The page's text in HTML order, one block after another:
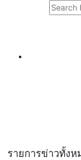
รายการข่าวทั้งห